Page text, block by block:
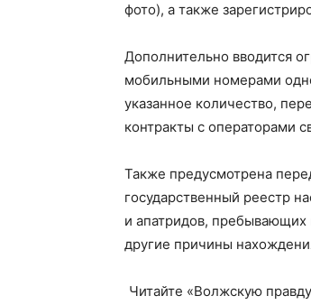
фото), а также
Дополнительно вводится
мобильными номерами
указанное количество,
контракты с операторами
Также предусмотрена
государственный реестр
и апатридов, пребывающих
другие причины
Читайте «Волжскую